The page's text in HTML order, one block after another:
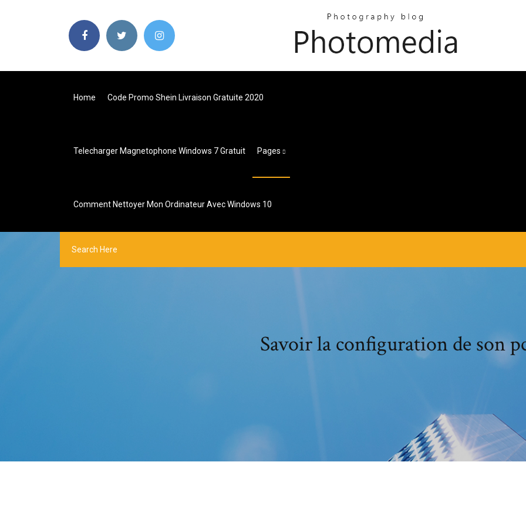
Home Code Promo Shein Livraison Gratuite 2020
Telecharger Magnetophone Windows 7 Gratuit Pages
Comment Nettoyer Mon Ordinateur Avec Windows 10
Savoir la configuration de son